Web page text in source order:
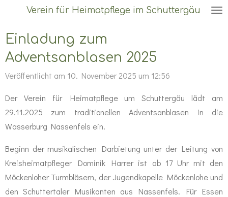
springen
Verein für Heimatpflege im Schuttergäu
Einladung zum
Adventsanblasen 2025
Veröffentlicht am 10. November 2025 um 12:56
Der Verein für Heimatpflege um Schuttergäu lädt am
29.11.2025 zum traditionellen Adventsanblasen in die
Wasserburg Nassenfels ein.
Beginn der musikalischen Darbietung unter der Leitung von
Kreisheimatpfleger Dominik Harrer ist ab 17 Uhr mit den
Möckenloher Turmbläsern, der Jugendkapelle Möckenlohe und
den Schuttertaler Musikanten aus Nassenfels. Für Essen